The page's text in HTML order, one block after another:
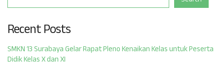
Recent Posts
SMKN 13 Surabaya Gelar Rapat Pleno Kenaikan Kelas untuk Peserta
Didik Kelas X dan XI